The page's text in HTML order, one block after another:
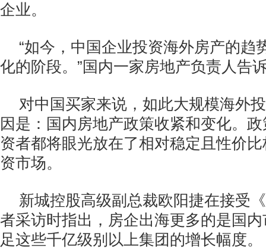
企业。
“如今，中国企业投资海外房产的趋
化的阶段。”国内一家房地产负责人告
对中国买家来说，如此大规模海外
因是：国内房地产政策收紧和变化。
资者都将眼光放在了相对稳定且性价
资市场。
新城控股高级副总裁欧阳捷在接受
者采访时指出，房企出海更多的是国
足这些千亿级别以上集团的增长幅度。